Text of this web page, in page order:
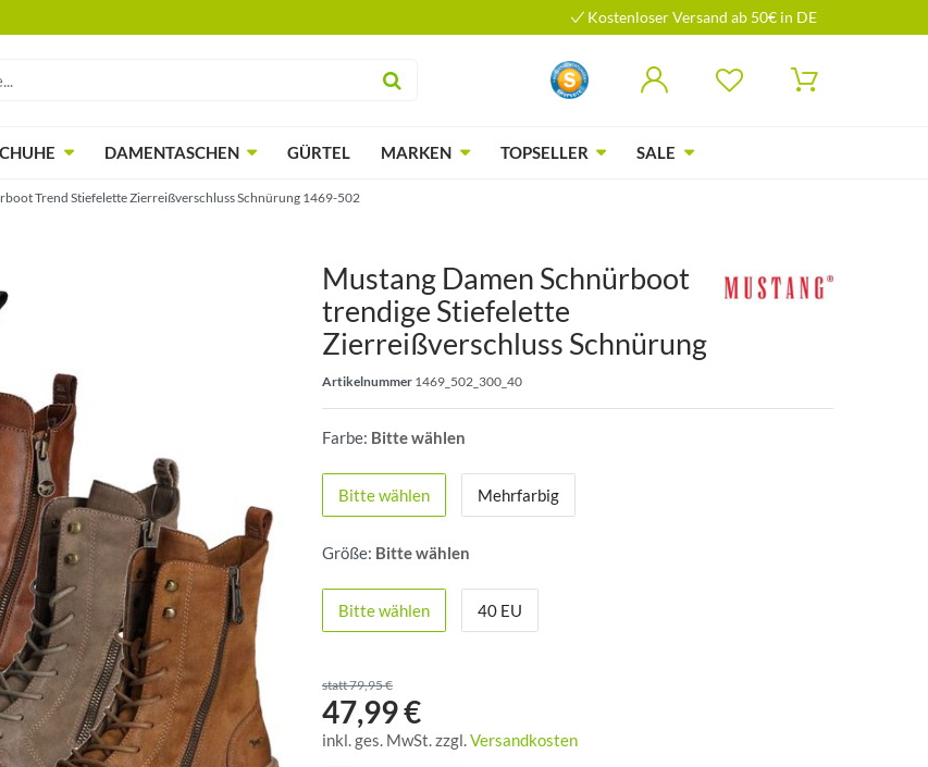
Kostenloser Versand ab 50€ in DE
DAMENTASCHEN GÜRTEL MARKEN TOPSELLER SALE
Trend Stiefelette Zierreißverschluss Schnürung 1469-502
Mustang Damen Schnürboot
trendige Stiefelette
Zierreißverschluss Schnürung
Artikelnummer 1469_502_300_40
Farbe: Bitte wählen
Bitte wählen Mehrfarbig
Größe: Bitte wählen
Bitte wählen 40 EU
statt 79,95 €
47,99 €
inkl. ges. MwSt. zzgl.Versandkosten